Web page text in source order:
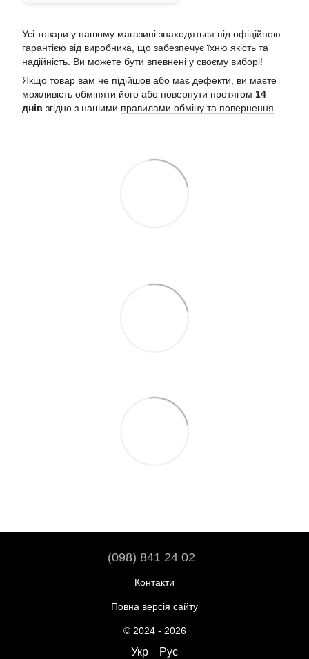
Усі товари у нашому магазині знаходяться під офіційною
гарантією від виробника, що забезпечує їхню якість та
надійність. Ви можете бути впевнені у своєму виборі!
Якщо товар вам не підійшов або має дефекти, ви маєте
можливість обміняти його або повернути протягом 14
днів згідно з нашими правилами обміну та повернення
(098) 841 24 02
Контакти
Повна версія сайту
© 2024 - 2026
Укр Рус